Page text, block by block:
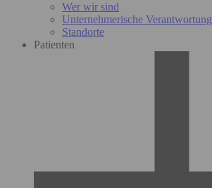
Wer wir sind
Unternehmerische Verantwortung
Standorte
Patienten